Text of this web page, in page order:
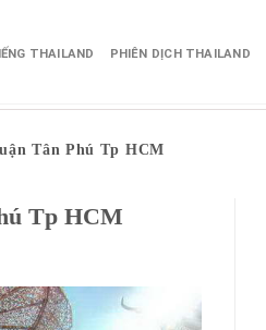
THAILAND PHIÊN DỊCH THAILAND
Tân Phú Tp HCM
Tp HCM